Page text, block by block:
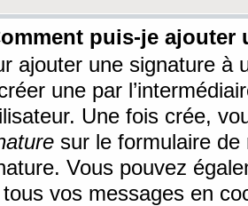
puis-je ajouter
ajouter une signature à
une par
Une fois crée,
sur le formulaire de
Vous pouvez
vos messages en